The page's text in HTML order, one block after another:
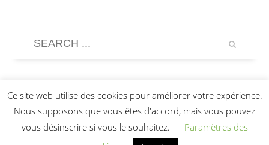
Ce site web utilise des cookies pour améliorer votre expérience.
Nous supposons que vous êtes d'accord, mais vous pouvez
vous désinscrire si vous le souhaitez.
Paramètres des